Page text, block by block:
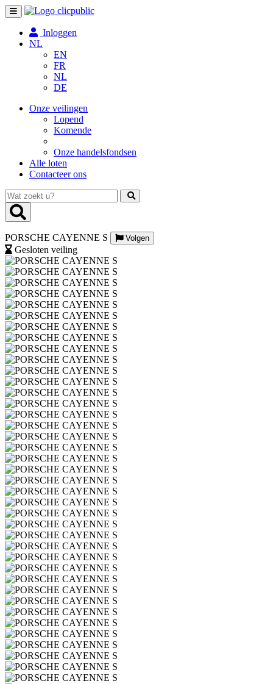
Toggle
navigation
Inloggen
NL
EN
FR
NL
DE
Onze veilingen
Lopend
Komende
Onze handelsfondsen
Alle loten
Contacteer ons
Wat
zoekt
u?
PORSCHE CAYENNE S Volgen
Gesloten veiling